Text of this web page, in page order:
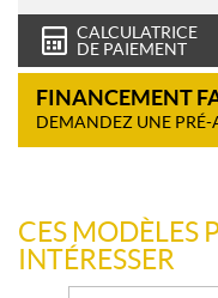
CALCULATRICE
DE PAIEMENT
FINANCEMENT
DEMANDEZ UNE PRÉ-
CES MODÈLES
INTÉRESSER